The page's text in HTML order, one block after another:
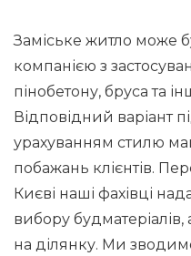
Заміське житло може
компанією з
пінобетону, бруса та
Відповідний варіант
урахуванням стилю
побажань клієнтів.
Києві наші фахівці
вибору будматеріалів,
на ділянку. Ми